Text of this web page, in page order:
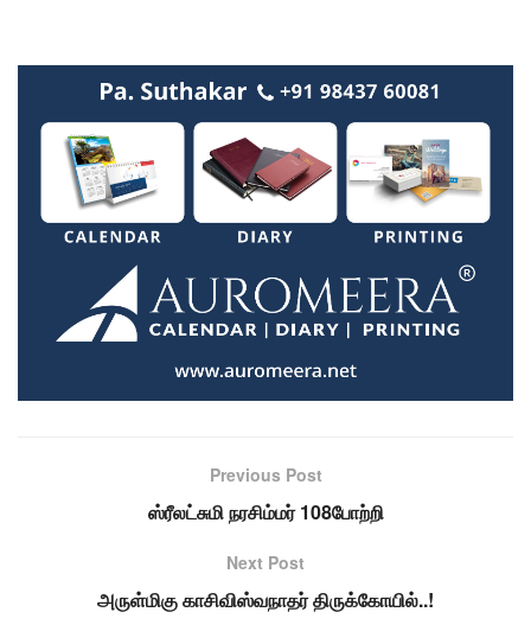
Previous Post
ஸ்ரீலட்சுமி நரசிம்மர் 108போற்றி
Next Post
அருள்மிகு காசிவிஸ்வநாதர் திருக்கோயில்..!